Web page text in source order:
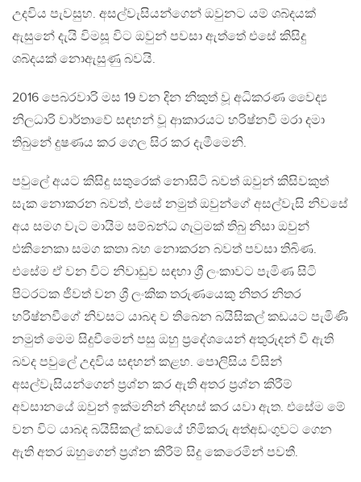
උදවිය පැවසුහ. අසල්වැසියන්ගෙන් ඔවුනට යම් ශබ්දයක්
ඇසුනේ දැයි විමසූ විට ඔවුන් පවසා ඇත්තේ එසේ කිසිදු
ශබ්දයක් නොඇසුණු බවයි.
2016 පෙබරවාරි මස 19 වන දින නිකුත් වූ අධිකරණ වෛද්‍ය
නිලධාරි වාර්තාවේ සඳහන් වූ ආකාරයට හරිෂ්නවී මරා දමා
තිබුනේ දුෂණය කර ගෙල සිර කර දැමීමෙනි.
පවුලේ අයට කිසිදු සතුරෙක් නොසිටි බවත් ඔවුන් කිසිවකුත්
සැක නොකරන බවත්, එසේ නමුත් ඔවුන්ගේ අසල්වැසි නිවසේ
අය සමග වැට මායිම සම්බන්ධ ගැටුමක් තිබු නිසා ඔවුන්
එකිනෙකා සමග කතා බහ නොකරන බවත් පවසා තිබිණ.
එසේම ඒ වන විට නිවාඩුව සඳහා ශ්‍රී ලංකාවට පැමිණ සිටි
පිටරටක ජීවත් වන ශ්‍රී ලංකික තරුණයෙකු නිතර නිතර
හරිෂ්නවීගේ නිවසට යාබද ව තිබෙන බයිසිකල් කඩයට පැමිණි
නමුත් මෙම සිදුවීමෙන් පසු ඔහු ප්‍රදේශයෙන් අතුරුදන් වී ඇති
බවද පවුලේ උදවිය සඳහන් කළහ. පොලිසිය විසින්
අසල්වැසියන්ගෙන් ප්‍රශ්න කර ඇති අතර ප්‍රශ්න කිරීම්
අවසානයේ ඔවුන් ඉක්මනින් නිදහස් කර යවා ඇත. එසේම මේ
වන විට යාබද බයිසිකල් කඩයේ හිමිකරු අත්අඩංගුවට ගෙන
ඇති අතර ඔහුගෙන් ප්‍රශ්න කිරීම් සිදු කෙරෙමින් පවතී.